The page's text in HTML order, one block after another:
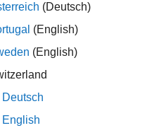
(Deutsch)
(English)
(English)
Deutsch
English